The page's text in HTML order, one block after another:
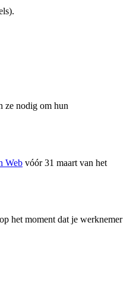
ze nodig om hun
Web vóór 31 maart van het
het moment dat je werknemer